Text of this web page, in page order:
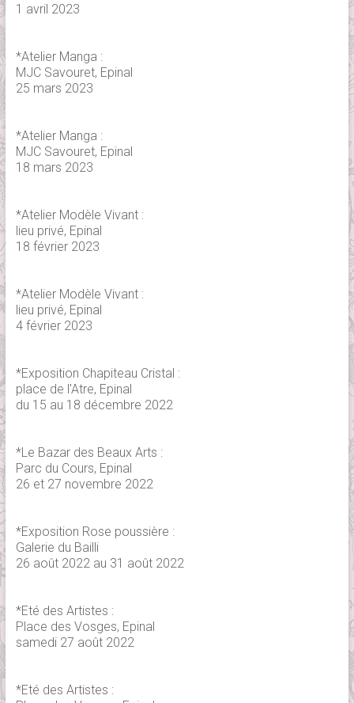
1 avril 2023
*Atelier Manga :
MJC Savouret, Epinal
25 mars 2023
*Atelier Manga :
MJC Savouret, Epinal
18 mars 2023
*Atelier Modèle Vivant :
lieu privé, Epinal
18 février 2023
*Atelier Modèle Vivant :
lieu privé, Epinal
4 février 2023
*Exposition Chapiteau Cristal :
place de l'Atre, Epinal
du 15 au 18 décembre 2022
*Le Bazar des Beaux Arts :
Parc du Cours, Epinal
26 et 27 novembre 2022
*Exposition Rose poussière :
Galerie du Bailli
26 août 2022 au 31 août 2022
*Eté des Artistes :
Place des Vosges, Epinal
samedi 27 août 2022
*Eté des Artistes :